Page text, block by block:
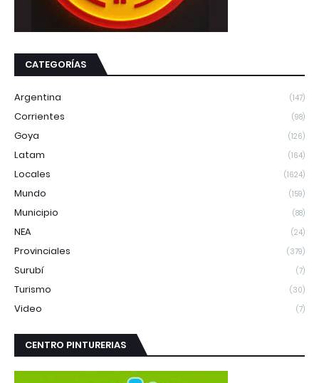
CATEGORÍAS
Argentina (147)
Corrientes (98)
Goya (126)
Latam (164)
Locales (1624)
Mundo (159)
Municipio (88)
NEA (24)
Provinciales (379)
Surubí (7)
Turismo (30)
Video (7)
CENTRO PINTURERIAS